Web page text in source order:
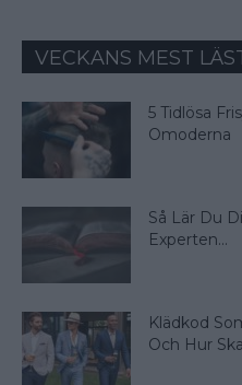
VECKANS MEST
5 Tidlösa
Omoderna
Så Lär Du
Experten...
Klädkod
Och Hur